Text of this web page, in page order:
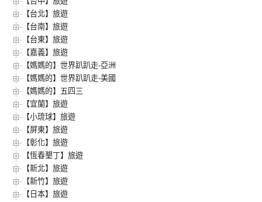
【台北】旅遊
【台南】旅遊
【台東】旅遊
【嘉義】旅遊
【媽媽的】世界趴趴走-亞洲
【媽媽的】世界趴趴走-美國
【媽媽的】五四三
【宜蘭】旅遊
【小琉球】旅遊
【屏東】旅遊
【彰化】旅遊
【恆春墾丁】旅遊
【新北】旅遊
【新竹】旅遊
【日本】旅遊